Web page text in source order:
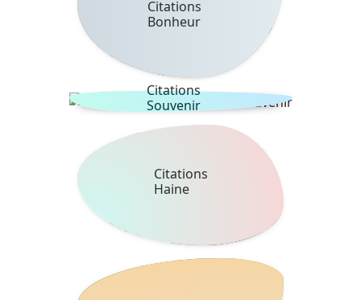
Citations
Bonheur
Citations
Souvenir
Citations
Haine